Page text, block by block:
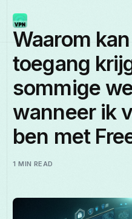
Waarom
toegang
sommige
wanneer ik
ben met
1 MIN READ